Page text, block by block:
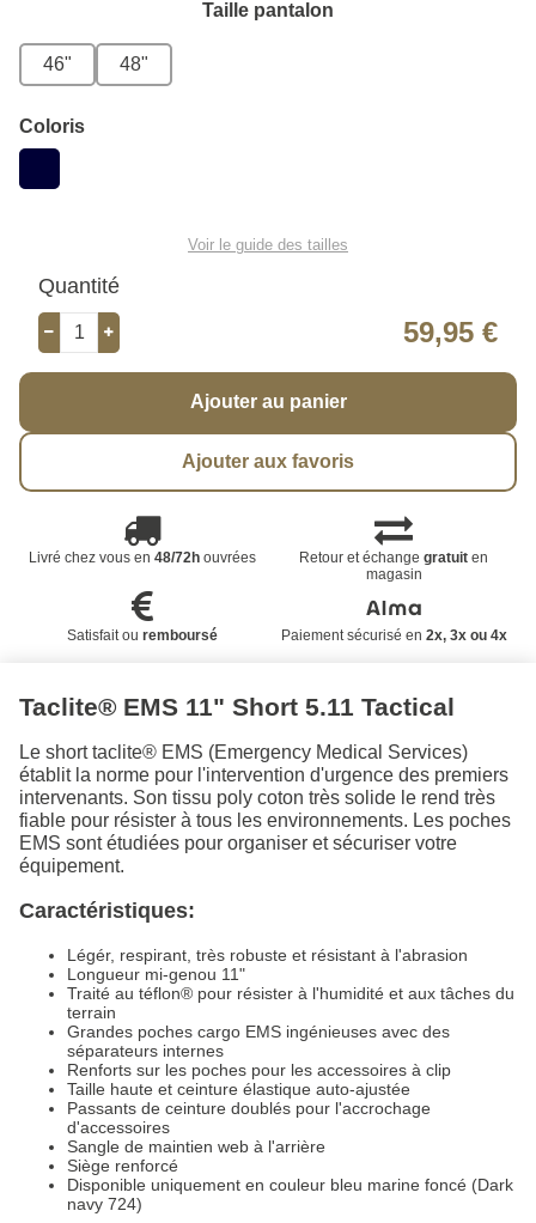
Taille pantalon
46" 48"
Coloris
Voir le guide des tailles
Quantité
59,95 €
Ajouter au panier
Ajouter aux favoris
Livré chez vous en 48/72houvrées Retour et échangegratuit en
magasin
Satisfait ou remboursé Paiement sécurisé en 2x, 3x ou 4x
Taclite® EMS 11" Short 5.11 Tactical
Le short taclite® EMS (Emergency Medical Services)
établit la norme pour l'intervention d'urgence des premiers
intervenants. Son tissu poly coton très solide le rend très
fiable pour résister à tous les environnements. Les poches
EMS sont étudiées pour organiser et sécuriser votre
équipement.
Caractéristiques:
Légér, respirant, très robuste et résistant à l'abrasion
Longueur mi-genou 11"
Traité au téflon® pour résister à l'humidité et aux tâches du
terrain
Grandes poches cargo EMS ingénieuses avec des
séparateurs internes
Renforts sur les poches pour les accessoires à clip
Taille haute et ceinture élastique auto-ajustée
Passants de ceinture doublés pour l'accrochage
d'accessoires
Sangle de maintien web à l'arrière
Siège renforcé
Disponible uniquement en couleur bleu marine foncé (Dark
navy 724)